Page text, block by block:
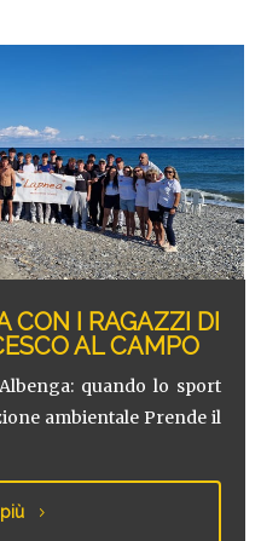
CON I RAGAZZI DI
AL CAMPO
quando lo sport
ambientale Prende il